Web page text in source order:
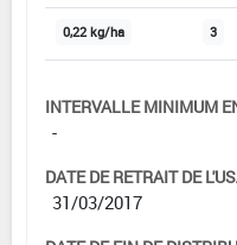
0,22 kg/ha 3
INTERVALLE MINIMUM
-
DATE DE RETRAIT DE
31/03/2017